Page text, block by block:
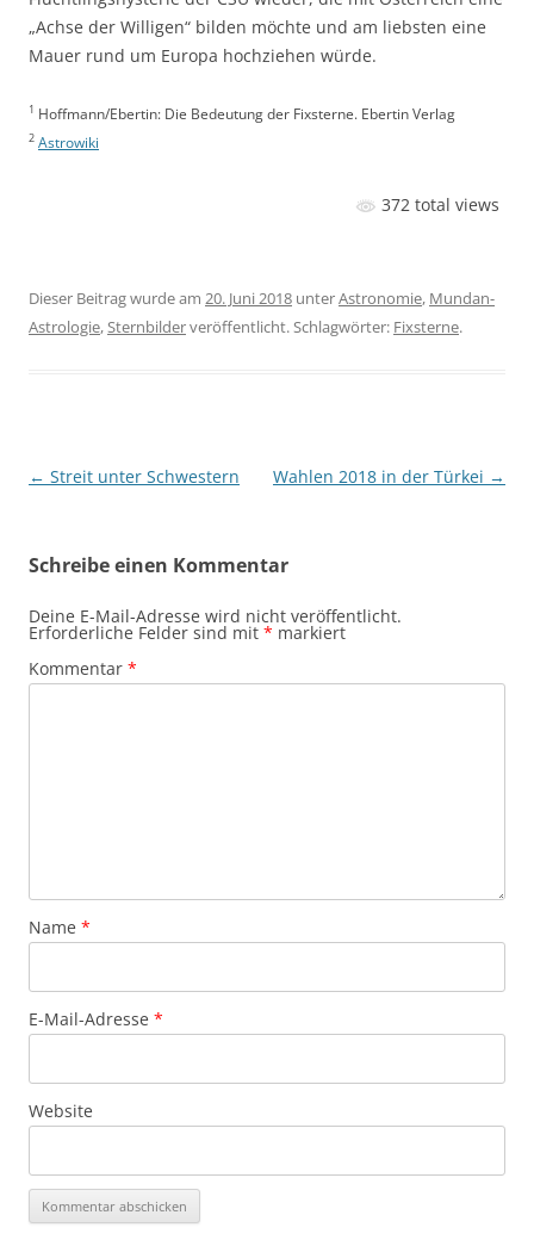
„Achse der Willigen“ bilden möchte und am liebsten eine
Mauer rund um Europa hochziehen würde.
1 Hoffmann/Ebertin: Die Bedeutung der Fixsterne. Ebertin Verlag
2 Astrowiki
372 total views
Dieser Beitrag wurde am 20. Juni 2018 unterAstronomie, Mundan-
Astrologie,Sternbilderveröffentlicht. Schlagwörter: Fixsterne.
Beitragsnavigation
← Streit unter Schwestern Wahlen 2018 in der Türkei →
Schreibe einen Kommentar
Deine E-Mail-Adresse wird nicht veröffentlicht.
Erforderliche Felder sind mit * markiert
Kommentar *
Name *
E-Mail-Adresse *
Website